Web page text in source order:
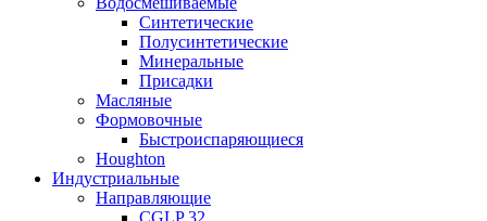
Синтетические
Полусинтетические
Минеральные
Присадки
Масляные
Формовочные
Быстроиспаряющиеся
Houghton
Индустриальные
Направляющие
CGLP 32